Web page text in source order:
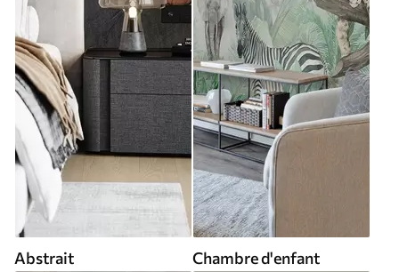
Abstrait Chambre d'enfant